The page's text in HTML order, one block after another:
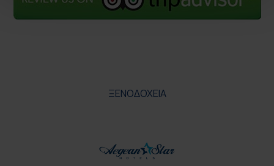
ΞΕΝΟΔΟΧΕΙΑ